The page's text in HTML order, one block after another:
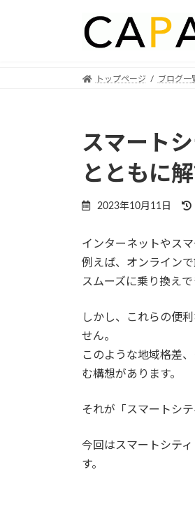
トップページ ブログ一
スマート
とともに解
2023年10月11日
インターネットやス
例えば、オンライン
スムーズに乗り換え
しかし、これらの便
せん。
このような地域格差
む構想があります。
それが「スマートシテ
今回はスマートシテ
す。